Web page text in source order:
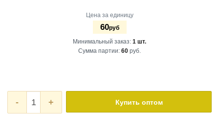
Цена за единицу
60руб
Минимальный заказ: 1 шт.
Сумма партии: 60 руб.
- + Купить оптом